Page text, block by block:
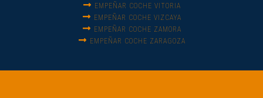
EMPEÑAR COCHE VITORIA
EMPEÑAR COCHE VIZCAYA
EMPEÑAR COCHE ZAMORA
EMPEÑAR COCHE ZARAGOZA